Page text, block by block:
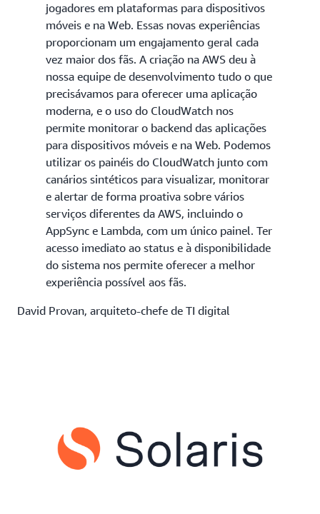
jogadores em plataformas para dispositivos
móveis e na Web. Essas novas experiências
proporcionam um engajamento geral cada
vez maior dos fãs. A criação na AWS deu à
nossa equipe de desenvolvimento tudo o que
precisávamos para oferecer uma aplicação
moderna, e o uso do CloudWatch nos
permite monitorar o backend das aplicações
para dispositivos móveis e na Web. Podemos
utilizar os painéis do CloudWatch junto com
canários sintéticos para visualizar, monitorar
e alertar de forma proativa sobre vários
serviços diferentes da AWS, incluindo o
AppSync e Lambda, com um único painel. Ter
acesso imediato ao status e à disponibilidade
do sistema nos permite oferecer a melhor
experiência possível aos fãs.
David Provan, arquiteto-chefe de TI digital